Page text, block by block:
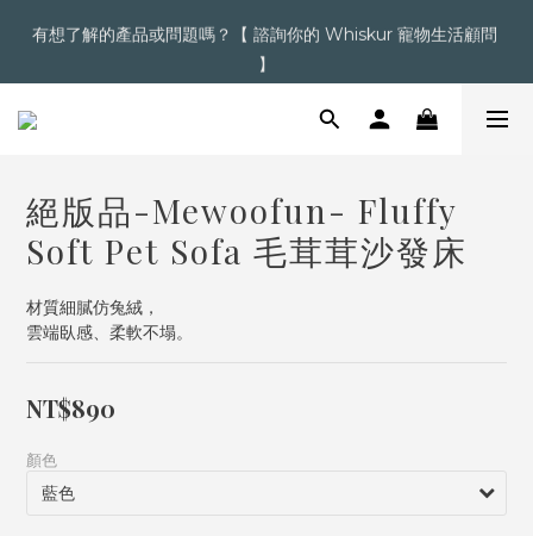
超商滿＄1,200  /  宅配滿＄2,000 即享免運
有想了解的產品或問題嗎？【 諮詢你的 Whiskur 寵物生活顧問
】
【點擊】加入會員送購物金
超商滿＄1,200  /  宅配滿＄2,000 即享免運
絕版品-Mewoofun- Fluffy
Soft Pet Sofa 毛茸茸沙發床
材質細膩仿兔絨，
雲端臥感、柔軟不塌。
NT$890
顏色